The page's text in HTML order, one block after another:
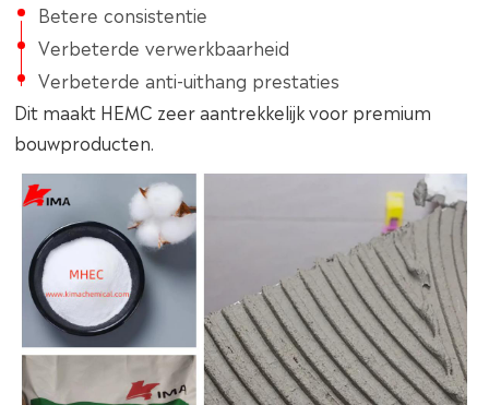
Betere consistentie
Verbeterde verwerkbaarheid
Verbeterde anti-uithang prestaties
Dit maakt HEMC zeer aantrekkelijk voor premium
bouwproducten.